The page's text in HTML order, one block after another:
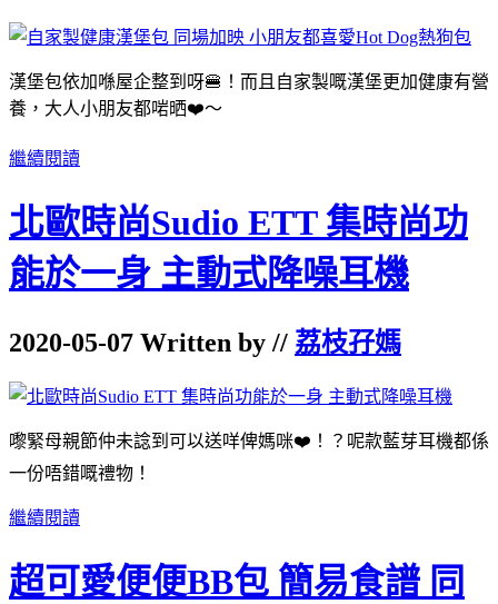
漢堡包依加喺屋企整到呀🍔！而且自家製嘅漢堡更加健康有營
養，大人小朋友都啱晒❤️～
繼續閱讀
北歐時尚Sudio ETT 集時尚功
能於一身 主動式降噪耳機
2020-05-07 Written by // 荔枝孖媽
嚟緊母親節仲未諗到可以送咩俾媽咪❤️！？呢款藍芽耳機都係
一份唔錯嘅禮物！
繼續閱讀
超可愛便便BB包 簡易食譜 同